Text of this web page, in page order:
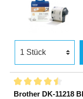
Brother DK-11218